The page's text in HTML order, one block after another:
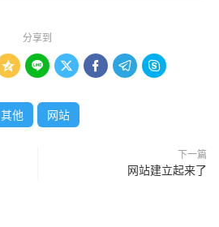
分享到
     
其他 网站
下一篇
网站建立起来了